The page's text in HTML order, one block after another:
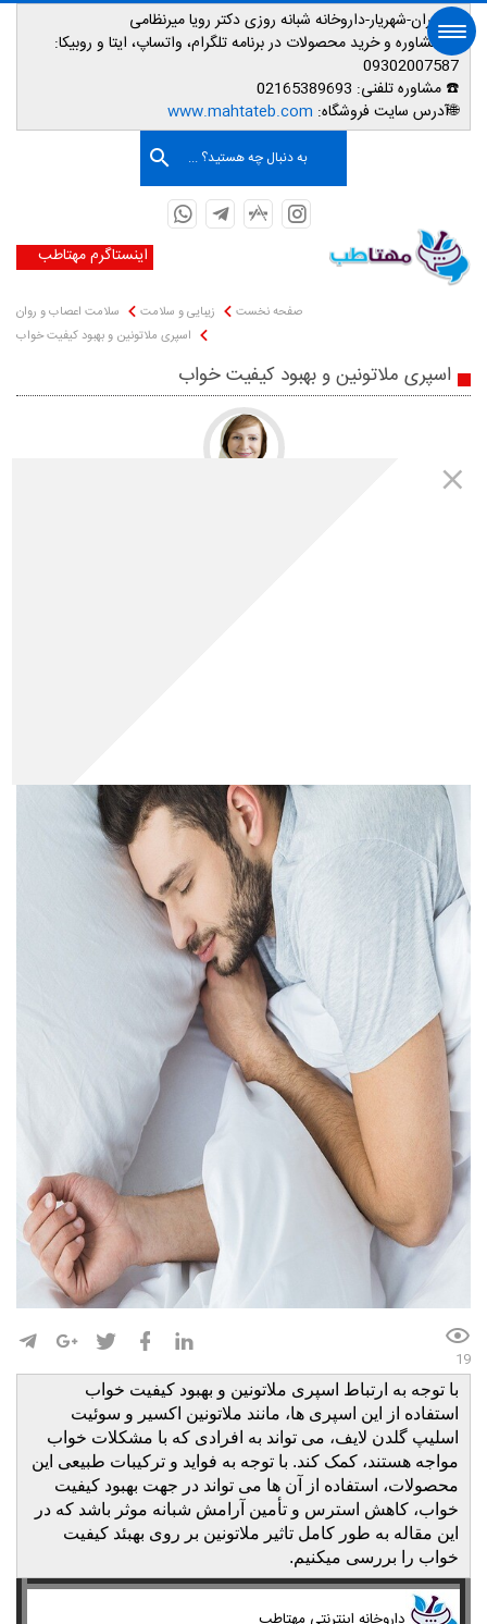
📌تهران-شهریار-داروخانه شبانه روزی دکتر رویا میرنظامی
📱مشاوره و خرید محصولات در برنامه تلگرام، واتساپ، ایتا و روبیکا:
09302007587
☎️ مشاوره تلفنی:
🌐آدرس سایت فروشگاه: www.mahtateb.com
به دنبال چه هستید؟ ...
اینستاگرم مهتاطب
صفحه نخست زیبایی و سلامت
سلامت اعصاب و روان
اسپری ملاتونین و بهبود کیفیت خواب
اسپری ملاتونین و بهبود کیفیت خواب
19
با توجه به ارتباط اسپری ملاتونین و بهبود کیفیت خواب
استفاده از این اسپری ها، مانند ملاتونین اکسیر و سوئیت
اسلیپ گلدن لایف، می تواند به افرادی که با مشکلات خواب
مواجه هستند، کمک کند. با توجه به فواید و ترکیبات طبیعی این
محصولات، استفاده از آن ها می تواند در جهت بهبود کیفیت
خواب، کاهش استرس و تأمین آرامش شبانه موثر باشد که در
این مقاله به طور کامل تاثیر ملاتونین بر روی بهبئد کیفیت
خواب را بررسی میکنیم.